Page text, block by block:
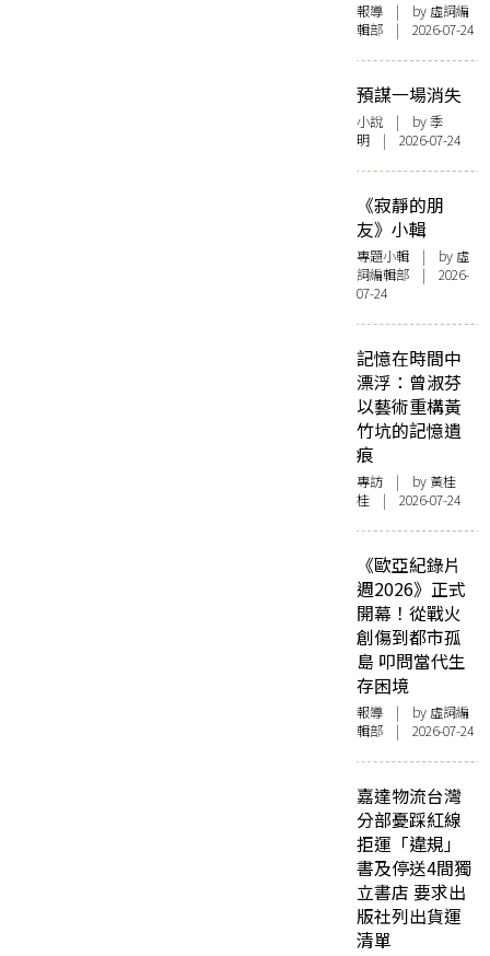
報導 | by 虛詞編
輯部 | 2026-07-24
預謀一場消失
小說 | by 季
明 | 2026-07-24
《寂靜的朋
友》小輯
專題小輯 | by 虛
詞編輯部 | 2026-
07-24
記憶在時間中
漂浮：曾淑芬
以藝術重構黃
竹坑的記憶遺
痕
專訪 | by 黃桂
桂 | 2026-07-24
《歐亞紀錄片
週2026》正式
開幕！從戰火
創傷到都市孤
島 叩問當代生
存困境
報導 | by 虛詞編
輯部 | 2026-07-24
嘉達物流台灣
分部憂踩紅線
拒運「違規」
書及停送4間獨
立書店 要求出
版社列出貨運
清單